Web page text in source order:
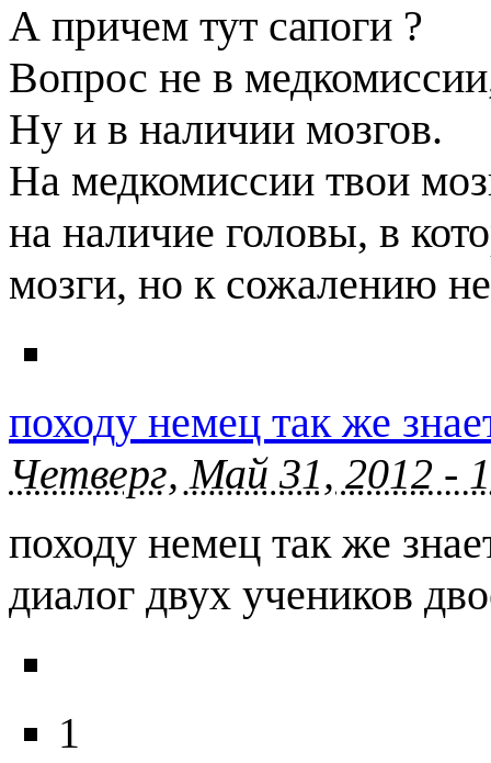
А причем тут сапоги ?
Вопрос не в
Ну и в наличии мозгов.
На медкомиссии твои
на наличие головы, в
мозги, но к сожалению
походу немец так же
Четверг, Май 31, 2012 -
походу немец так же
диалог двух учеников
1